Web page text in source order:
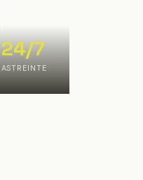
24/7
ASTREINTE